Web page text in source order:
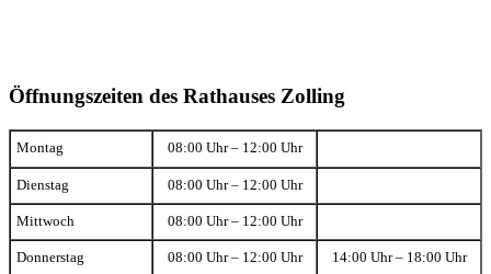
Öffnungszeiten des Rathauses Zolling
Montag 08:00 Uhr – 12:00 Uhr
Dienstag 08:00 Uhr – 12:00 Uhr
Mittwoch 08:00 Uhr – 12:00 Uhr
Donnerstag 08:00 Uhr – 12:00 Uhr 14:00 Uhr – 18:00 Uhr